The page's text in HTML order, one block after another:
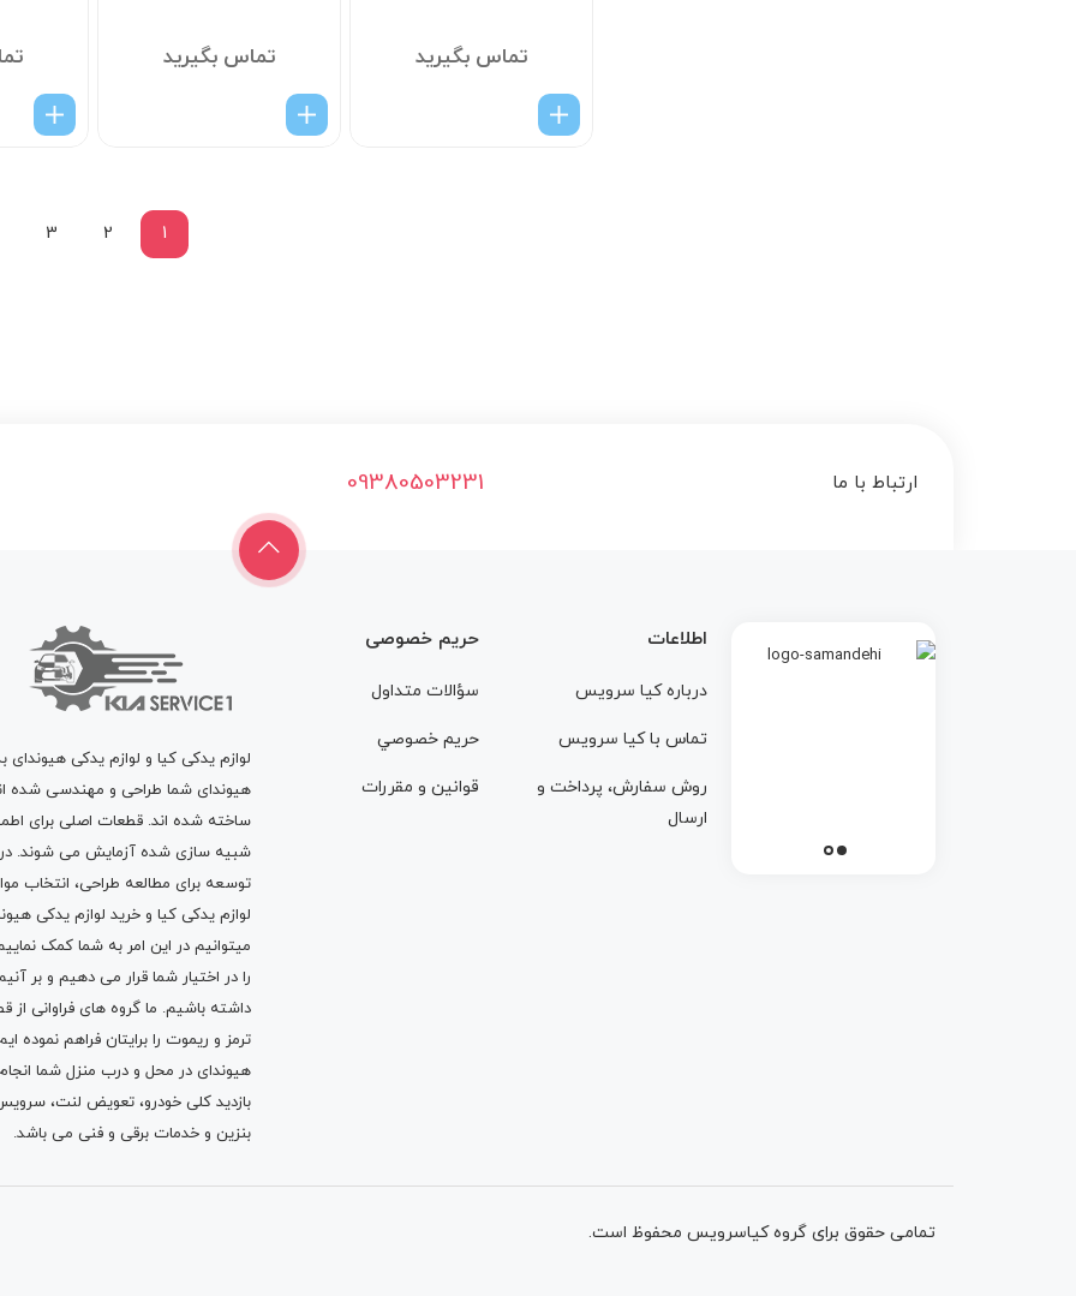
تماس بگیرید تماس بگیرید
1
2
3
ارتباط با ما 09380503231
اطلاعات
درباره کيا سرويس
تماس با کيا سرويس
روش سفارش، پرداخت و
ارسال
حریم خصوصی
سؤالات متداول
حريم خصوصي
قوانين و مقررات
لوازم یدکی کیا و لوازم یدکی
هیوندای شما طراحی و مهندسی شده
ساخته شده اند. قطعات اصلی برای
شبیه سازی شده آزمایش می شوند. در
توسعه برای مطالعه طراحی،
لوازم یدکی کیا و خرید لوازم یدکی
میتوانیم در این امر به شما کمک
را در اختیار شما قرار می دهیم و بر
داشته باشیم. ما گروه های فراوانی
ترمز و ریموت را برایتان فراهم
هیوندای در محل و درب منزل شما
بازدید کلی خودرو، تعویض لنت،
بنزین و خدمات برقی و فنی می باشد.
تمامی حقوق برای گروه کیاسرویس محفوظ است.